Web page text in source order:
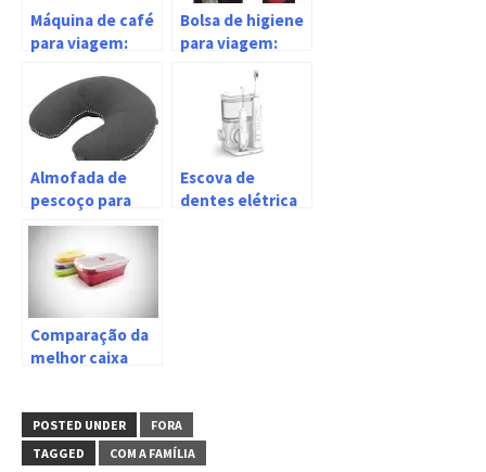
Máquina de café
para viagem:
em 2026?
Bolsa de higiene
para viagem:
em 2026?
Almofada de
pescoço para
viagem: Qual a
melhor em 2026?
Escova de
dentes elétrica
Comparação da
melhor caixa
viagem
POSTED UNDER
FORA
TAGGED
COM A FAMÍLIA